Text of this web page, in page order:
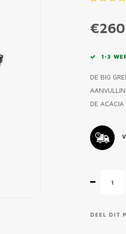
1-3
DE BIG
DE ACACIA
DEEL DIT